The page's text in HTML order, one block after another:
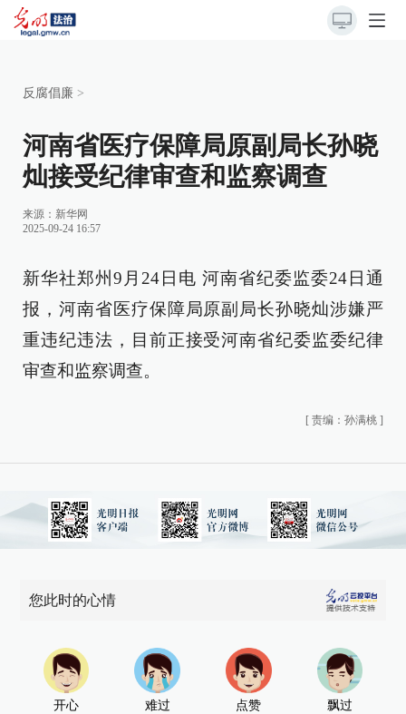
反腐倡廉 >
河南省医疗保障局原副局长孙晓
灿接受纪律审查和监察调查
来源： 新华网
2025-09-24 16:57
新华社郑州9月24日电 河南省纪委监委24日通
报，河南省医疗保障局原副局长孙晓灿涉嫌严
重违纪违法，目前正接受河南省纪委监委纪律
审查和监察调查。
[ 责编：孙满桃 ]
您此时的心情
开心 难过 点赞 飘过